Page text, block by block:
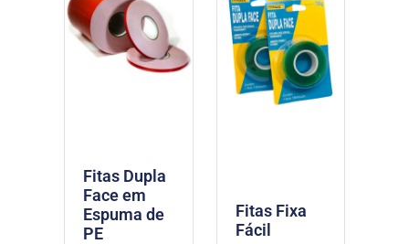
Fitas Dupla
Face em
Espuma de
PE
Fitas Fixa
Fácil